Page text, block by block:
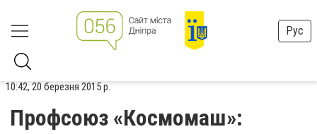
Рус
10:42, 20 березня 2015 р.
Профсоюз «Космомаш»: